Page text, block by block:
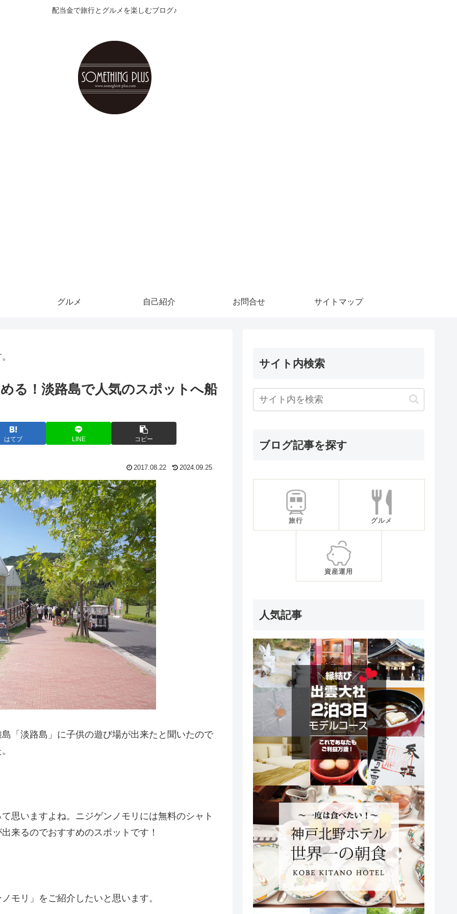
配当金で旅行とグルメを楽しむブログ♪
グルメ 自己紹介 お問合せ サイトマップ
る！淡路島で人気のスポットへ船
はてブ LINE コピー
2017.08.22 2024.09.25
「淡路島」に子供の遊び場が出来たと聞いたので
思いますよね。ニジゲンノモリには無料のシャト
来るのでおすすめのスポットです！
モリ」をご紹介したいと思います。
サイト内検索
ブログ記事を探す
旅行 グルメ
資産運用
人気記事